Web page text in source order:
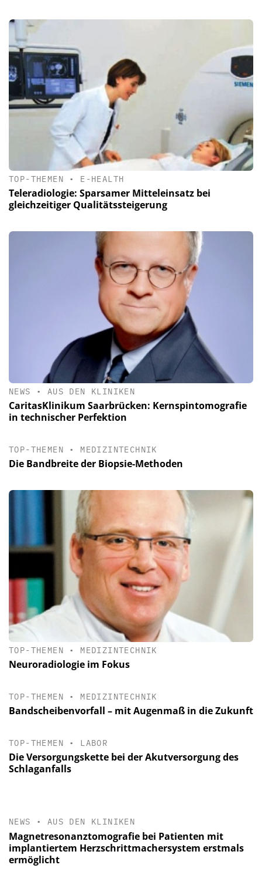
TOP-THEMEN • E-HEALTH
Teleradiologie: Sparsamer Mitteleinsatz bei
gleichzeitiger Qualitätssteigerung
NEWS • AUS DEN KLINIKEN
CaritasKlinikum Saarbrücken: Kernspintomografie
in technischer Perfektion
TOP-THEMEN • MEDIZINTECHNIK
Die Bandbreite der Biopsie-Methoden
TOP-THEMEN • MEDIZINTECHNIK
Neuroradiologie im Fokus
TOP-THEMEN • MEDIZINTECHNIK
Bandscheibenvorfall – mit Augenmaß in die Zukunft
TOP-THEMEN • LABOR
Die Versorgungskette bei der Akutversorgung des
Schlaganfalls
NEWS • AUS DEN KLINIKEN
Magnetresonanztomografie bei Patienten mit
implantiertem Herzschrittmachersystem erstmals
ermöglicht